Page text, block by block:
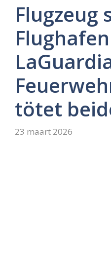
Flugzeug
Flughafen
tötet
23 maart 2026